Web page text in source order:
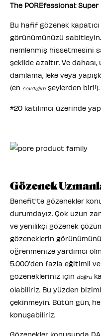
The POREfessional:
Bu hafif gözenek
görünümünüzü
nemlenmiş hissetmesini
şekilde azaltır. Ve
damlama, leke veya
(en sevdiğim şeylerden biri!).
*20 katılımcı üzerinde
Gözenek
Benefit'te gözenekler
durumdayız. Çok uzun
ve yenilikçi gözenek
gözeneklerin
öğrenmenize yardımcı
5.000'den fazla eğitimli
gözenekleriniz için doğru
olabiliriz. Bu yüzden
çekinmeyin. Bütün gün,
konuşabiliriz.
Gözenekler konusunda